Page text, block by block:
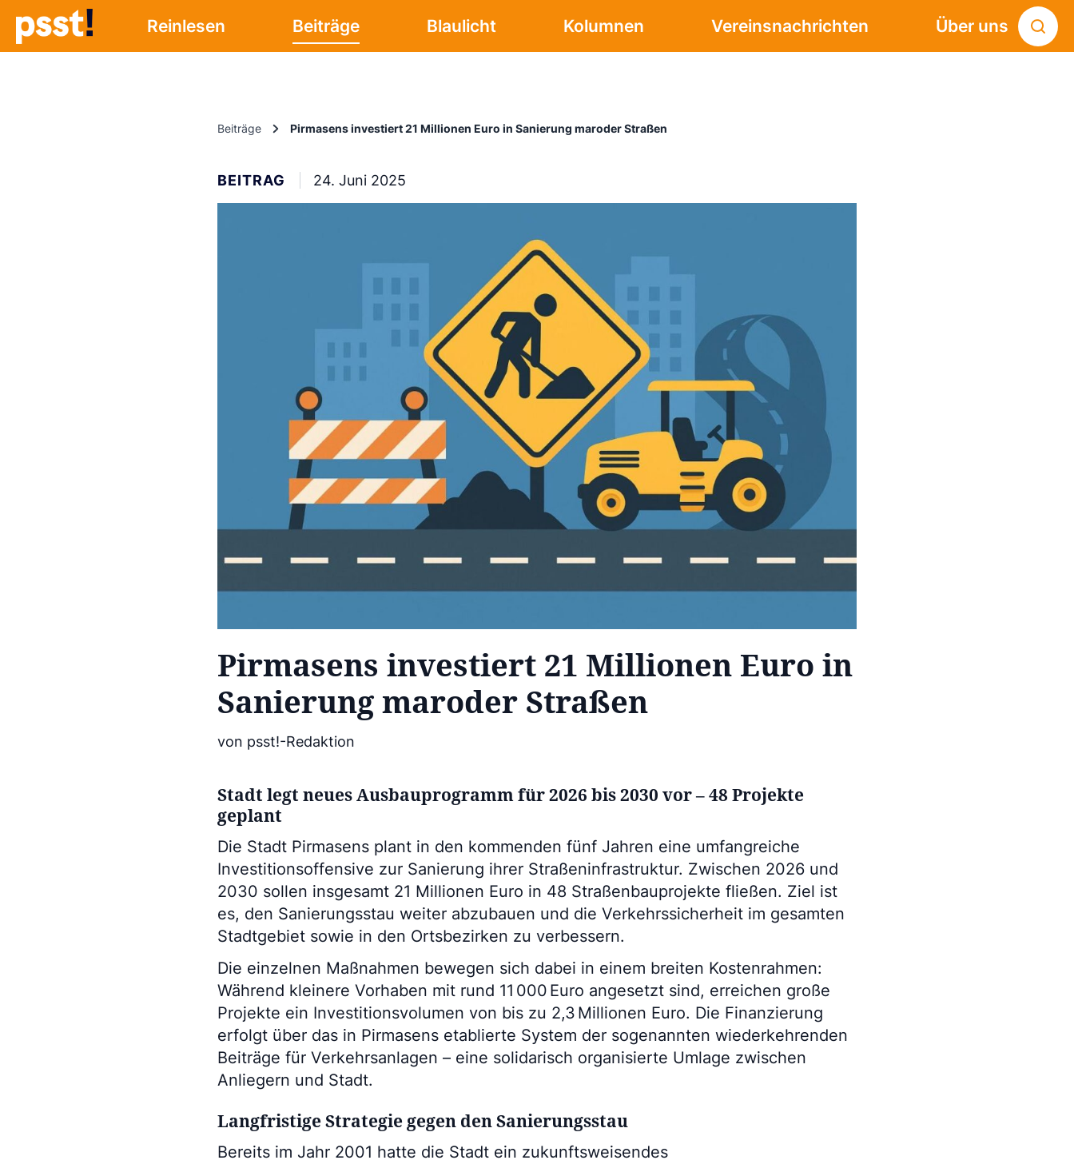
Reinlesen Beiträge Blaulicht Kolumnen Vereinsnachrichten Über uns
Beiträge Pirmasens investiert 21 Millionen Euro in Sanierung maroder Straßen
BEITRAG 24. Juni 2025
Pirmasens investiert 21 Millionen Euro in
Sanierung maroder Straßen
von psst!-Redaktion
Stadt legt neues Ausbauprogramm für 2026 bis 2030 vor – 48 Projekte
geplant
Die Stadt Pirmasens plant in den kommenden fünf Jahren eine umfangreiche
Investitionsoffensive zur Sanierung ihrer Straßeninfrastruktur. Zwischen 2026 und
2030 sollen insgesamt 21 Millionen Euro in 48 Straßenbauprojekte fließen. Ziel ist
es, den Sanierungsstau weiter abzubauen und die Verkehrssicherheit im gesamten
Stadtgebiet sowie in den Ortsbezirken zu verbessern.
Die einzelnen Maßnahmen bewegen sich dabei in einem breiten Kostenrahmen:
Während kleinere Vorhaben mit rund 11 000 Euro angesetzt sind, erreichen große
Projekte ein Investitionsvolumen von bis zu 2,3 Millionen Euro. Die Finanzierung
erfolgt über das in Pirmasens etablierte System der sogenannten wiederkehrenden
Beiträge für Verkehrsanlagen – eine solidarisch organisierte Umlage zwischen
Anliegern und Stadt.
Langfristige Strategie gegen den Sanierungsstau
Bereits im Jahr 2001 hatte die Stadt ein zukunftsweisendes